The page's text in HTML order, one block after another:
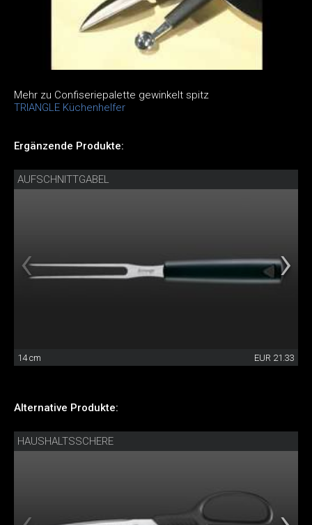
Mehr zu Confiseriepalette gewinkelt spitz
TRIANGLE Küchenhelfer
Ergänzende Produkte:
AUFSCHNITTGABEL
14 cm EUR 21.33
Alternative Produkte:
HAUSHALTSSCHERE